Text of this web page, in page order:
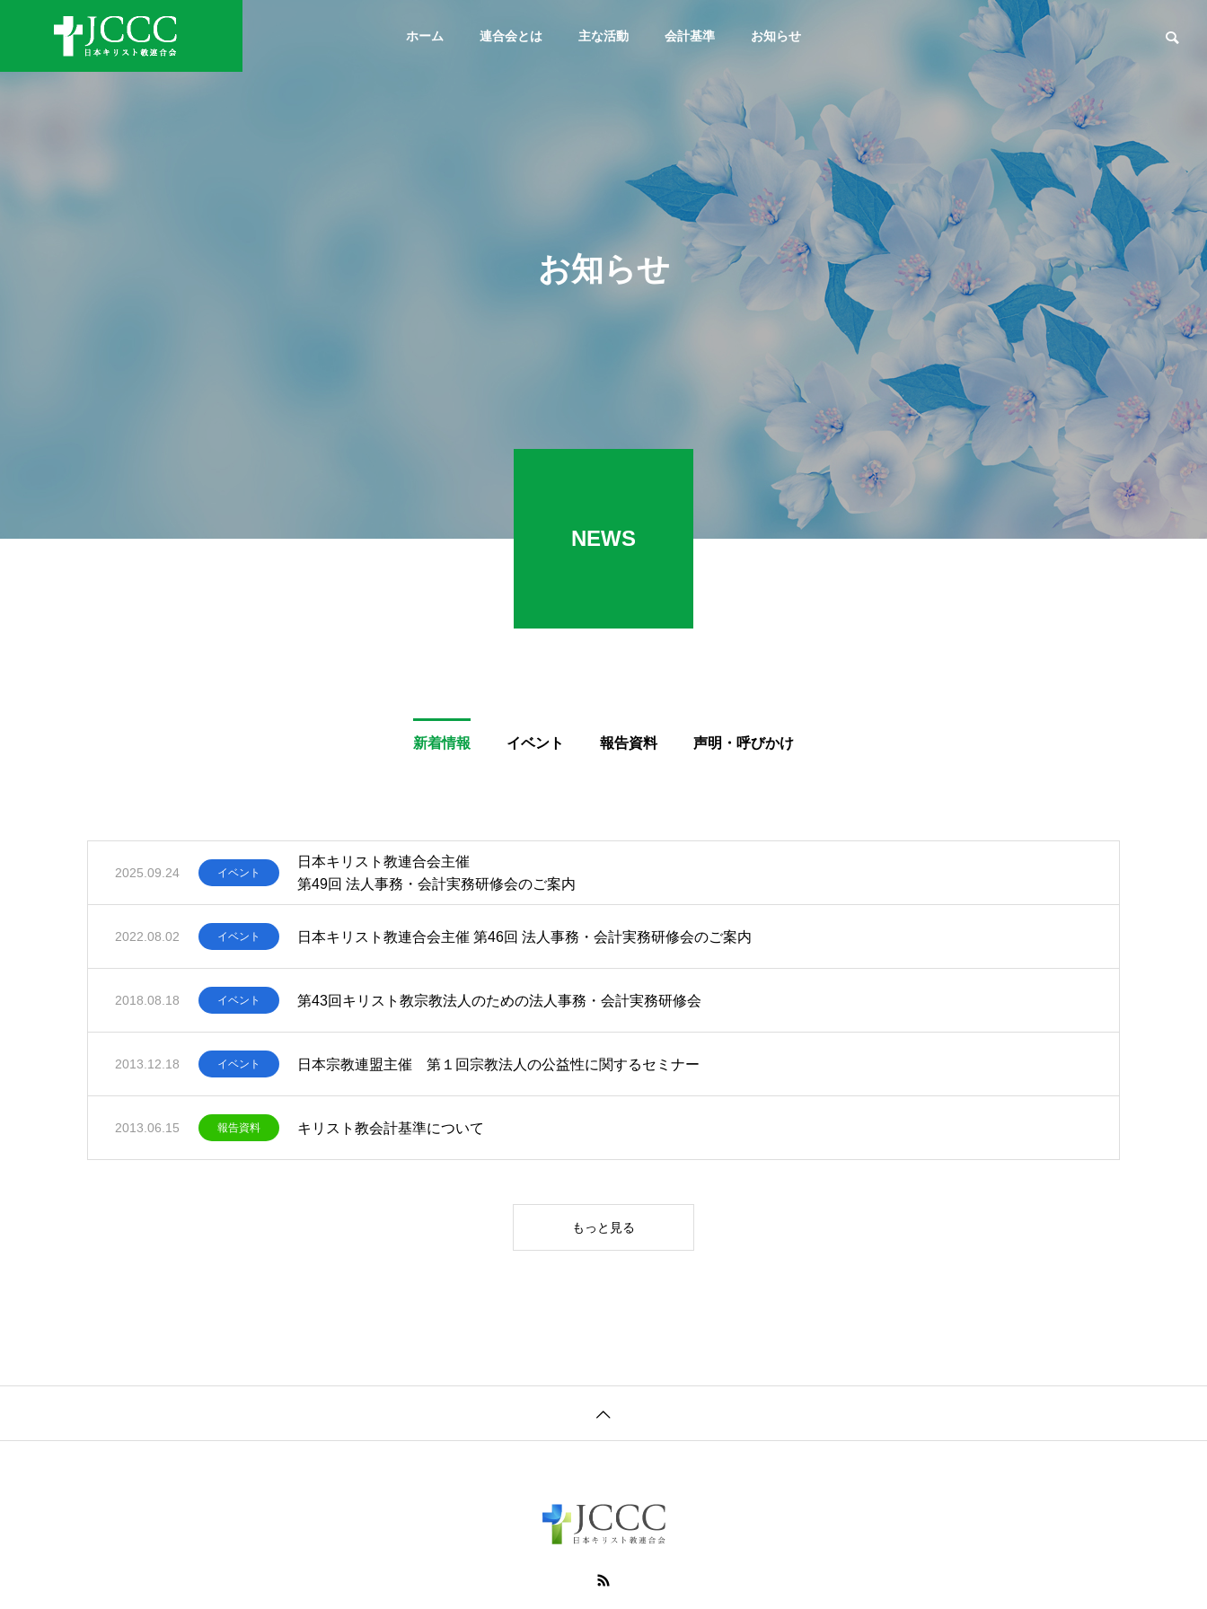
ホーム 連合会とは 主な活動 会計基準 お知らせ
お知らせ
NEWS
新着情報 イベント 報告資料 声明・呼びかけ
2025.09.24 イベント
日本キリスト教連合会主催
第49回 法人事務・会計実務研修会のご案内
2022.08.02 イベント 日本キリスト教連合会主催 第46回 法人事務・会計実務研修会のご案内
2018.08.18 イベント 第43回キリスト教宗教法人のための法人事務・会計実務研修会
2013.12.18 イベント 日本宗教連盟主催 第１回宗教法人の公益性に関するセミナー
2013.06.15 報告資料 キリスト教会計基準について
もっと見る